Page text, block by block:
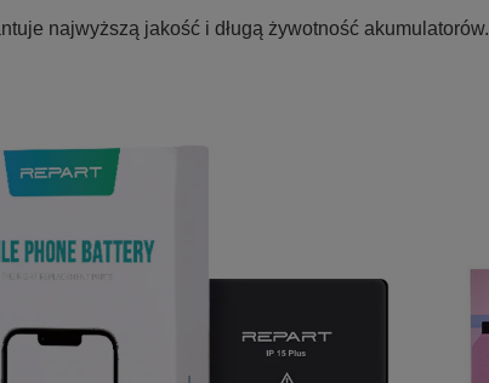
najwyższą jakość i długą żywotność akumulatorów.